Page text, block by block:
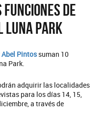
funciones de
Luna Park
Abel Pintossuman 10
Park.
adquirir las localidades
para los días 14, 15,
a través de